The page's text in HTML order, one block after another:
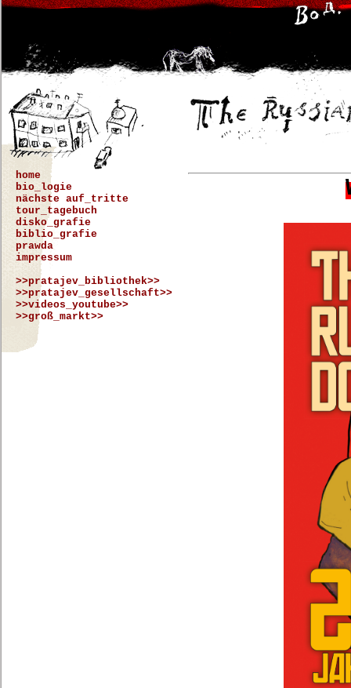
home
bio_logie
nächste auf_tritte
tour_tagebuch
disko_grafie
biblio_grafie
prawda
impressum
>>pratajev_bibliothek>>
>>pratajev_gesellschaft>>
>>videos_youtube>>
>>groß_markt>>